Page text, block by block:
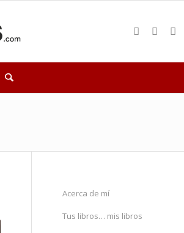
Acerca de mí
Tus libros… mis libros